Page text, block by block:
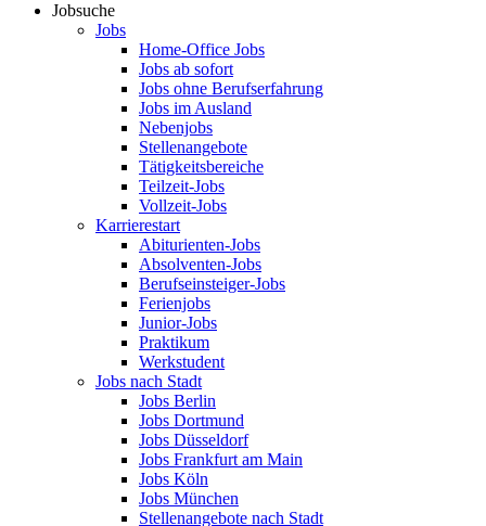
Jobsuche
Jobs
Home-Office Jobs
Jobs ab sofort
Jobs ohne Berufserfahrung
Jobs im Ausland
Nebenjobs
Stellenangebote
Tätigkeitsbereiche
Teilzeit-Jobs
Vollzeit-Jobs
Karrierestart
Abiturienten-Jobs
Absolventen-Jobs
Berufseinsteiger-Jobs
Ferienjobs
Junior-Jobs
Praktikum
Werkstudent
Jobs nach Stadt
Jobs Berlin
Jobs Dortmund
Jobs Düsseldorf
Jobs Frankfurt am Main
Jobs Köln
Jobs München
Stellenangebote nach Stadt